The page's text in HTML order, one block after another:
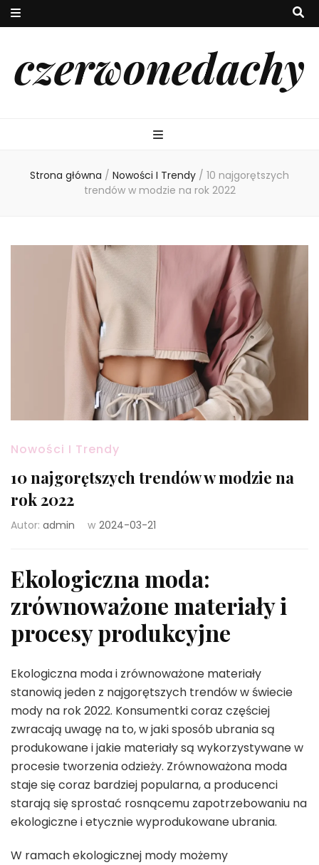
czerwonedachy
Strona główna / Nowości I Trendy / 10 najgorętszych
trendów w modzie na rok 2022
Nowości I Trendy
10 najgorętszych trendów w modzie na
rok 2022
Autor: admin w 2024-03-21
Ekologiczna moda:
zrównoważone materiały i
procesy produkcyjne
Ekologiczna moda i zrównoważone materiały
stanowią jeden z najgorętszych trendów w świecie
mody na rok 2022. Konsumentki coraz częściej
zwracają uwagę na to, w jaki sposób ubrania są
produkowane i jakie materiały są wykorzystywane w
procesie tworzenia odzieży. Zrównoważona moda
staje się coraz bardziej popularna, a producenci
starają się sprostać rosnącemu zapotrzebowaniu na
ekologiczne i etycznie wyprodukowane ubrania.
W ramach ekologicznej mody możemy